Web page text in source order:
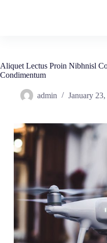
Aliquet Lectus Proin Nibhnisl
Condimentum
admin January 23,